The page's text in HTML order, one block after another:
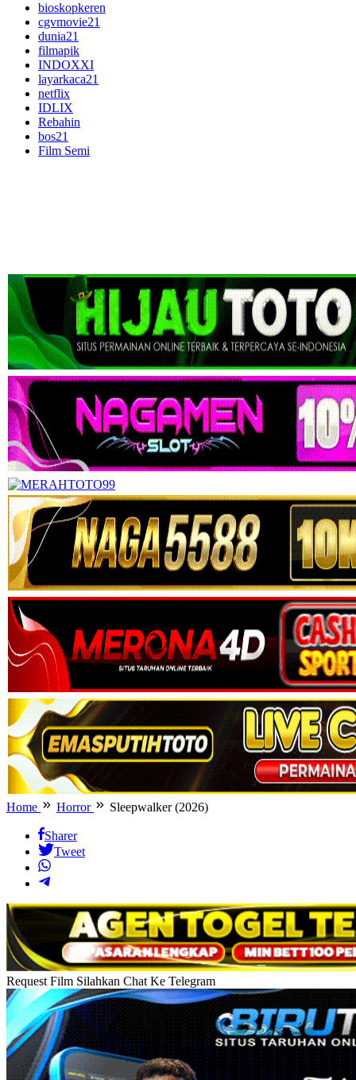
bioskopkeren
cgvmovie21
dunia21
filmapik
INDOXXI
layarkaca21
netflix
IDLIX
Rebahin
bos21
Film Semi
Home Horror Sleepwalker (2026)
Sharer
Tweet
Request Film Silahkan Chat Ke Telegram